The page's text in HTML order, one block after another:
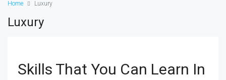
Home Luxury
Luxury
Skills That You Can Learn In